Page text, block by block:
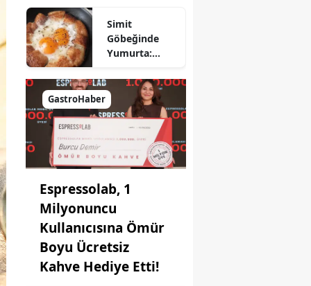
Simit
Göbeğinde
Yumurta:
Farklı Bir
Kahvaltı
Seçeneği
GastroHaber
Espressolab, 1
Milyonuncu
Kullanıcısına Ömür
Boyu Ücretsiz
Kahve Hediye Etti!